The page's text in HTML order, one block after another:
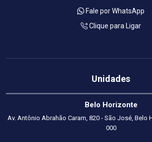
Fale por WhatsApp
Clique para Ligar
Unidades
Belo Horizonte
Av. Antônio Abrahão Caram, 820 - São José, Belo
000